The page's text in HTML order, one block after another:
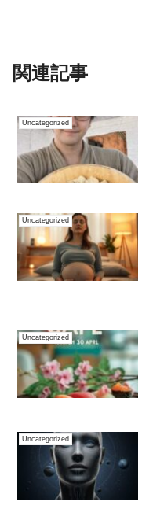
関連記事
Uncategorized
Uncategorized
Uncategorized
Uncategorized